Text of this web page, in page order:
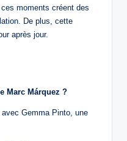
moments créent des
De plus, cette
après jour.
Marc Márquez ?
Gemma Pinto, une